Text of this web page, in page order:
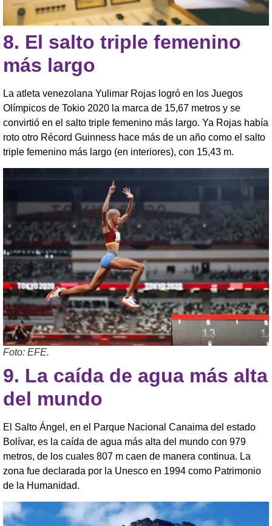
8. El salto triple femenino
más largo
La atleta venezolana Yulimar Rojas logró en los Juegos
Olímpicos de Tokio 2020 la marca de 15,67 metros y se
convirtió en el salto triple femenino más largo. Ya Rojas había
roto otro Récord Guinness hace más de un año como el salto
triple femenino más largo (en interiores), con 15,43 m.
Foto: EFE.
9. La caída de agua más alta
del mundo
El Salto Ángel, en el Parque Nacional Canaima del estado
Bolívar, es la caída de agua más alta del mundo con 979
metros, de los cuales 807 m caen de manera continua. La
zona fue declarada por la Unesco en 1994 como Patrimonio
de la Humanidad.